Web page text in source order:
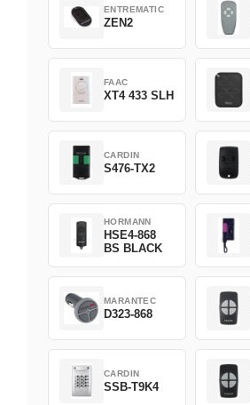
ENTREMATIC
ZEN2
FAAC
XT4 433 SLH
CARDIN
S476-TX2
HORMANN
HSE4-868
BS BLACK
MARANTEC
D323-868
CARDIN
SSB-T9K4